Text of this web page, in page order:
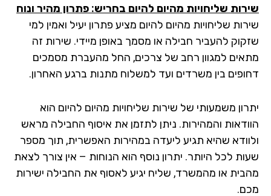
שליחויות מהיום להיום בחריש: פתרון מהיר ונוח
שליחויות מהיום להיום מציע פתרון יעיל ואמין למי
להעביר חבילה או מסמך באופן מיידי. שירות זה
למגוון רחב של צרכים, החל מהעברת מסמכים
בין משרדים ועד למשלוח מתנות ברגע האחרון.
משמעותי של שירות שליחויות מהיום להיום הוא
והמהירות. ניתן לתזמן את איסוף החבילה מראש
שהיא תגיע ליעדה במהירות האפשרית, תוך מספר
לכל היותר. יתרון נוסף הוא הנוחות – אין צורך לצאת
או מהמשרד, שליח יגיע לאסוף את החבילה ישירות